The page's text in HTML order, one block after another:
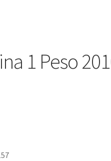
1 Peso